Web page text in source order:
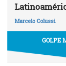
Marcelo Colussi
GOLPE